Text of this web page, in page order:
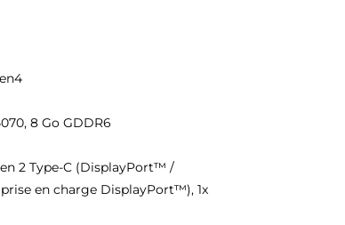
8 Go GDDR6
2 Type-C (DisplayPort™ /
en charge DisplayPort™), 1x